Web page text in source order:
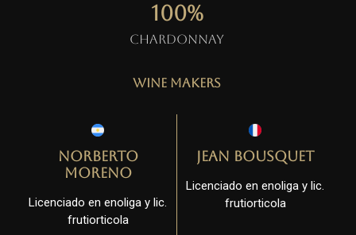
Chardonnay
100%
Wine Makers
Norberto
Moreno
Licenciado en enoliga y lic.
frutiorticola
Jean Bousquet
Licenciado en enoliga y lic.
frutiorticola